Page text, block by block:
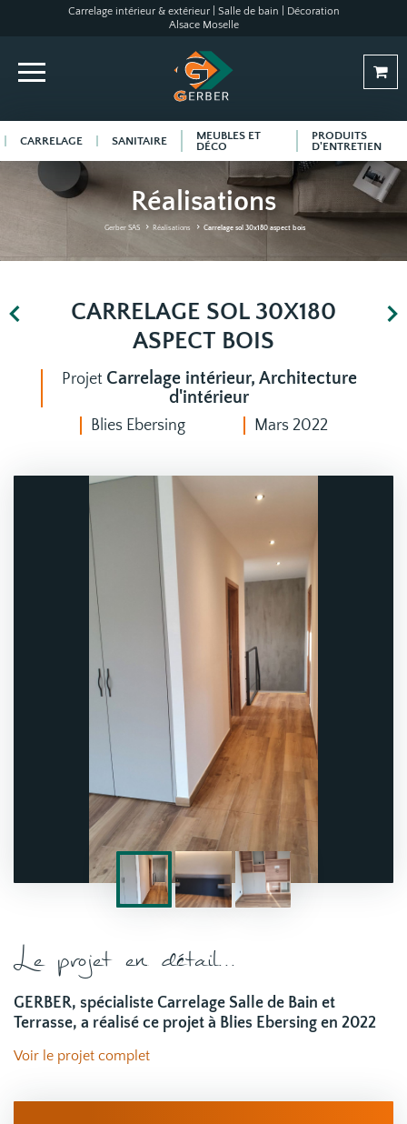
Carrelage intérieur & extérieur | Salle de bain | Décoration
Alsace Moselle
CARRELAGE SANITAIRE
MEUBLES ET
DÉCO
PRODUITS
D'ENTRETIEN
Réalisations
Gerber SAS Réalisations Carrelage sol 30x180 aspect bois
CARRELAGE SOL 30X180
ASPECT BOIS
Projet Carrelage intérieur, Architecture
d'intérieur
Blies Ebersing Mars 2022
Le projet en détail...
GERBER, spécialiste Carrelage Salle de Bain et
Terrasse, a réalisé ce projet à Blies Ebersing en 2022
Voir le projet complet